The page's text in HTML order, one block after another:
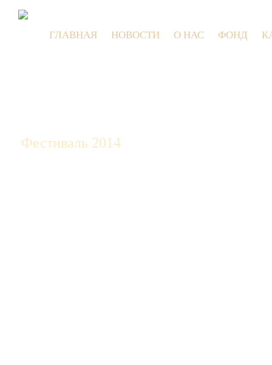
ГЛАВНАЯ НОВОСТИ О НАС ФОНД
Фестиваль 2014